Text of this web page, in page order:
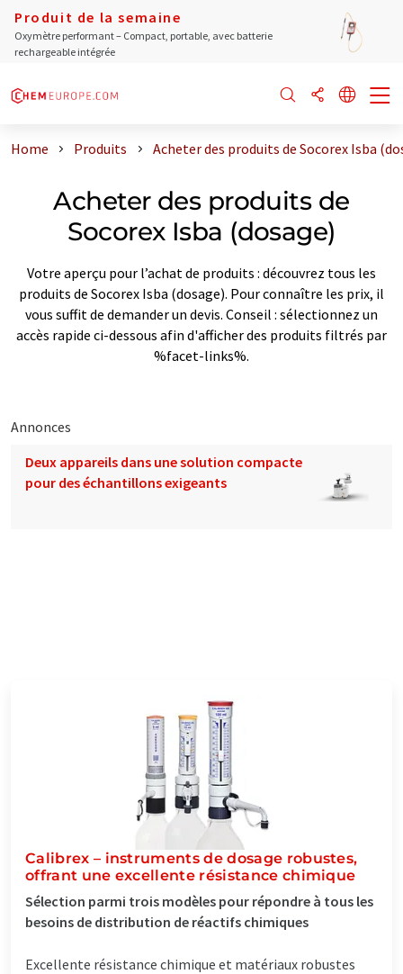
Produit de la semaine
Oxymètre performant – Compact, portable, avec batterie
rechargeable intégrée
Home Produits Acheter des produits de Socorex Isba
Acheter des produits de
Socorex Isba (dosage)
Votre aperçu pour l’achat de produits : découvrez tous les
produits de Socorex Isba (dosage). Pour connaître les prix, il
vous suffit de demander un devis. Conseil : sélectionnez un
accès rapide ci-dessous afin d'afficher des produits filtrés par
%facet-links%.
Annonces
Deux appareils dans une solution compacte
pour des échantillons exigeants
Calibrex – instruments de dosage robustes,
offrant une excellente résistance chimique
Sélection parmi trois modèles pour répondre à tous les
besoins de distribution de réactifs chimiques
Excellente résistance chimique et matériaux robustes